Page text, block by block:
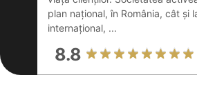
plan național, în România, cât și
internațional, ...
8.8